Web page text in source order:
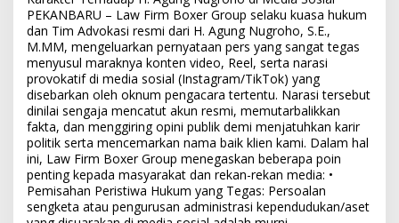
PEKANBARU – Law Firm Boxer Group selaku kuasa hukum
dan Tim Advokasi resmi dari H. Agung Nugroho, S.E.,
M.MM, mengeluarkan pernyataan pers yang sangat tegas
menyusul maraknya konten video, Reel, serta narasi
provokatif di media sosial (Instagram/TikTok) yang
disebarkan oleh oknum pengacara tertentu. Narasi tersebut
dinilai sengaja mencatut akun resmi, memutarbalikkan
fakta, dan menggiring opini publik demi menjatuhkan karir
politik serta mencemarkan nama baik klien kami. Dalam hal
ini, Law Firm Boxer Group menegaskan beberapa poin
penting kepada masyarakat dan rekan-rekan media: •
Pemisahan Peristiwa Hukum yang Tegas: Persoalan
sengketa atau pengurusan administrasi kependudukan/aset